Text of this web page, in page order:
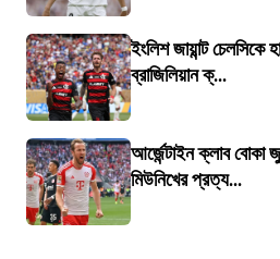
ইংলিশ জায়ান্ট চেলসিকে
ব্রাজিলিয়ান ক্...
আর্জেন্টাইন ক্লাব বোকা
মিউনিখের প্রত্য...